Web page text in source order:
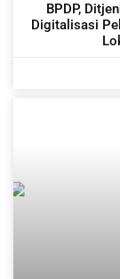
BPDP,
Digitalisasi